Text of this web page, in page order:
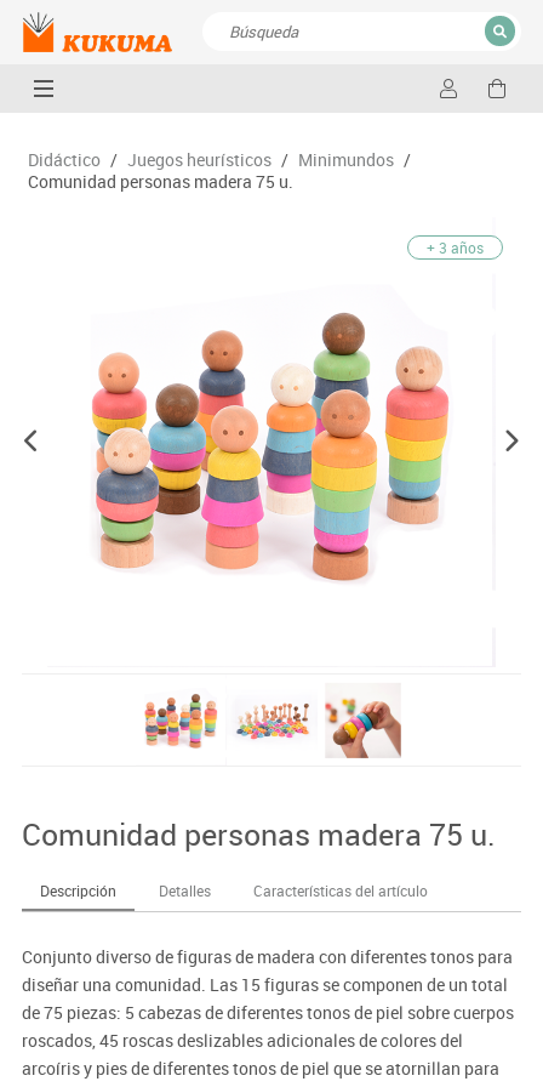
CERRAR
Didáctico / Juegos heurísticos / Minimundos /
Comunidad personas madera 75 u.
+ 3 años
Comunidad personas madera 75 u.
Descripción Detalles Características del artículo
Conjunto diverso de figuras de madera con diferentes tonos para
diseñar una comunidad. Las 15 figuras se componen de un total
de 75 piezas: 5 cabezas de diferentes tonos de piel sobre cuerpos
roscados, 45 roscas deslizables adicionales de colores del
arcoíris y pies de diferentes tonos de piel que se atornillan para